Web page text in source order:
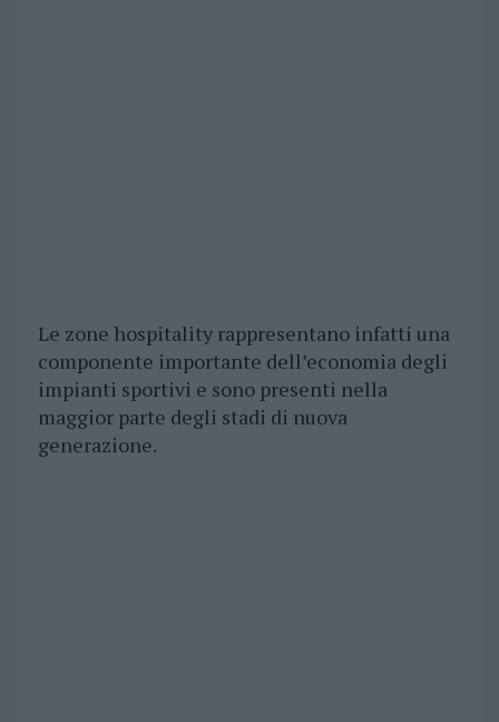
Le zone hospitality rappresentano infatti una
componente importante dell’economia degli
impianti sportivi e sono presenti nella
maggior parte degli stadi di nuova
generazione.